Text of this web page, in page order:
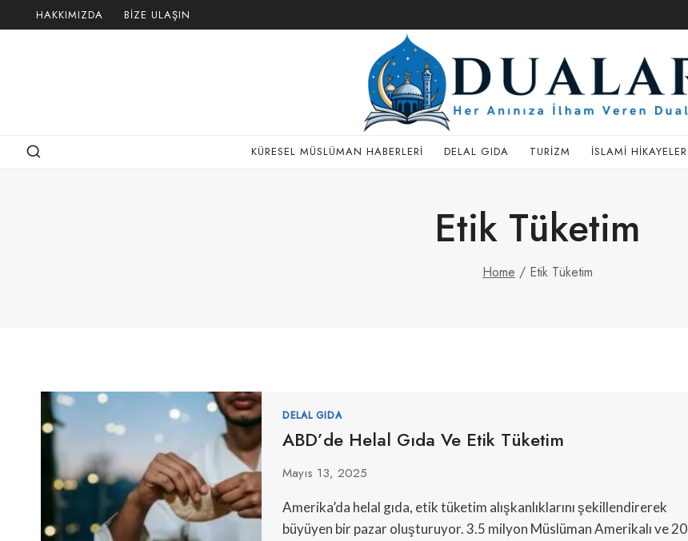
to
HAKKIMIZDA BIZE ULAŞIN
KÜRESEL MÜSLÜMAN HABERLERI DELAL GIDA TURIZM İSLAMI HIKAYELER
Etik Tüketim
Home / Etik Tüketim
DELAL GIDA
ABD’de Helal Gıda Ve Etik Tüketim
Mayıs 13, 2025
Amerika’da helal gıda, etik tüketim alışkanlıklarını şekillendirerek
büyüyen bir pazar oluşturuyor. 3.5 milyon Müslüman Amerikalı ve 20